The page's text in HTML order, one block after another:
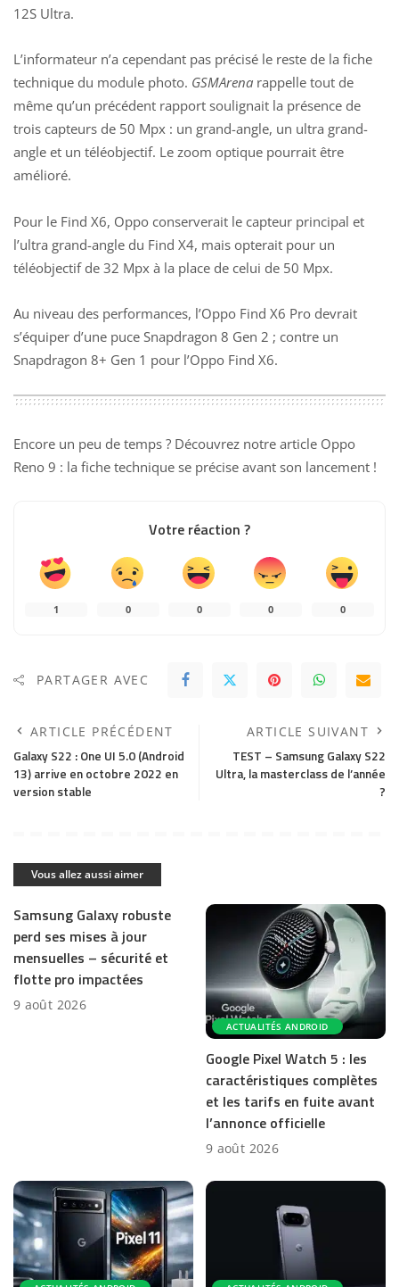
12S Ultra.
L’informateur n’a cependant pas précisé le reste de la fiche
technique du module photo. GSMArena rappelle tout de
même qu’un précédent rapport soulignait la présence de
trois capteurs de 50 Mpx : un grand-angle, un ultra grand-
angle et un téléobjectif. Le zoom optique pourrait être
amélioré.
Pour le Find X6, Oppo conserverait le capteur principal et
l’ultra grand-angle du Find X4, mais opterait pour un
téléobjectif de 32 Mpx à la place de celui de 50 Mpx.
Au niveau des performances, l’Oppo Find X6 Pro devrait
s’équiper d’une puce Snapdragon 8 Gen 2 ; contre un
Snapdragon 8+ Gen 1 pour l’Oppo Find X6.
Encore un peu de temps ? Découvrez notre article Oppo
Reno 9 : la fiche technique se précise avant son lancement !
Votre réaction ?
1 0 0 0 0
PARTAGER AVEC
ARTICLE PRÉCÉDENT
Galaxy S22 : One UI 5.0 (Android
13) arrive en octobre 2022 en
version stable
ARTICLE SUIVANT
TEST – Samsung Galaxy S22
Ultra, la masterclass de l’année
?
Vous allez aussi aimer
Samsung Galaxy robuste
perd ses mises à jour
mensuelles – sécurité et
flotte pro impactées
9 août 2026
ACTUALITÉS ANDROID
Google Pixel Watch 5 : les
caractéristiques complètes
et les tarifs en fuite avant
l’annonce officielle
9 août 2026